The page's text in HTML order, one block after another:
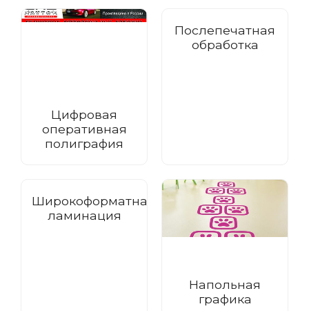
Цифровая
оперативная
полиграфия
Послепечатная
обработка
Широкоформатная
ламинация
Напольная
графика